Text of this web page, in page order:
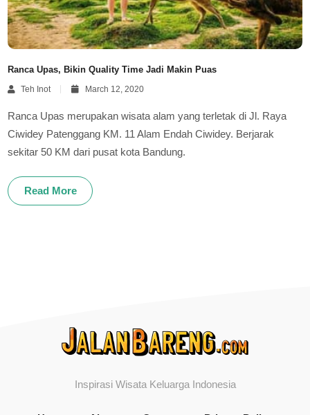
Ranca Upas, Bikin Quality Time Jadi Makin Puas
Teh Inot
March 12, 2020
Ranca Upas merupakan wisata alam yang terletak di Jl. Raya
Ciwidey Patenggang KM. 11 Alam Endah Ciwidey. Berjarak
sekitar 50 KM dari pusat kota Bandung.
Read More
Inspirasi Wisata Keluarga Indonesia